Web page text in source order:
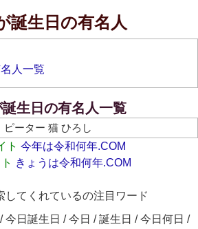
誕生日の有名人
人一覧
生日の有名人一覧
ピーター 猫 ひろし
ト 今年は令和何年.COM
きょうは令和何年.COM
してくれているの注目ワード
今日誕生日 / 今日 / 誕生日 / 今日何日 /